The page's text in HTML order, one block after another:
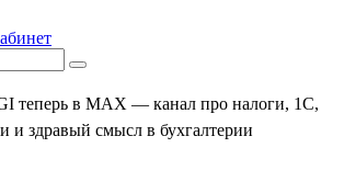
теперь в MAX — канал про налоги, 1С,
и здравый смысл в бухгалтерии